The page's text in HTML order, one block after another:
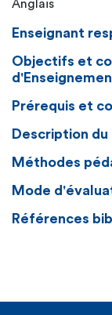
Anglais
Enseignant
Objectifs et
Prérequis et
Description
Méthodes
Mode
Références